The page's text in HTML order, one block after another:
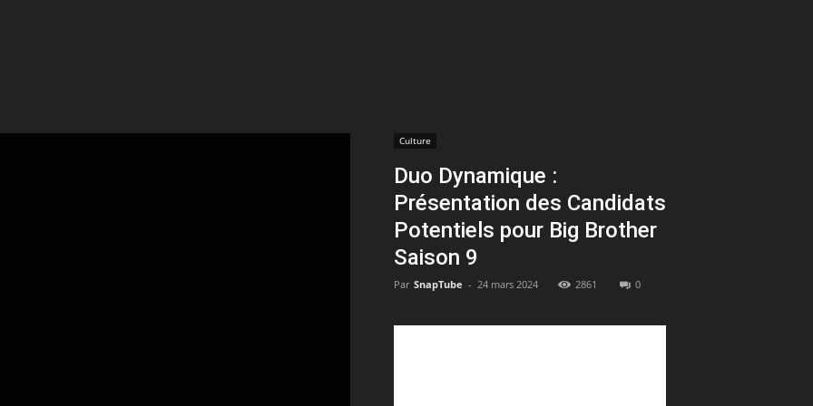
Culture
Duo Dynamique :
Présentation des Candidats
Potentiels pour Big Brother
Saison 9
Par SnapTube - 24 mars 2024 2861 0